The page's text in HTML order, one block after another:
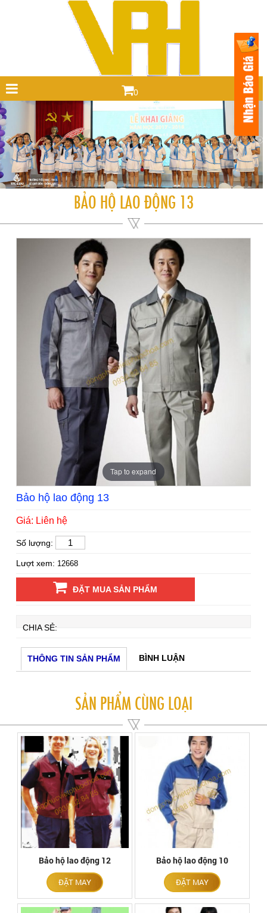
0
BẢO HỘ LAO ĐỘNG 13
Tap to expand
Bảo hộ lao động 13
Giá: Liên hệ
Số lượng:
Lượt xem: 12668
ĐẶT MUA SẢN PHẨM
CHIA SẺ:
THÔNG TIN SẢN PHẨM BÌNH LUẬN
SẢN PHẨM CÙNG LOẠI
Bảo hộ lao động 12
ĐẶT MAY
Bảo hộ lao động 10
ĐẶT MAY